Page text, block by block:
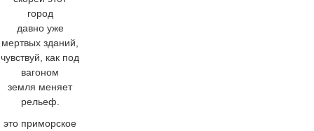
город
давно уже
мертвых зданий,
чувствуй, как под
вагоном
земля меняет
рельеф.
это приморское